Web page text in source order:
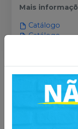
Mais
Catálogo
Catálogo
Você
desses